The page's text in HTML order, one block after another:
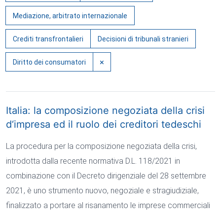
Mediazione, arbitrato internazionale
Crediti transfrontalieri Decisioni di tribunali stranieri
Diritto dei consumatori ×
Italia: la composizione negoziata della crisi
d‘impresa ed il ruolo dei creditori tedeschi
La procedura per la composizione negoziata della crisi,
introdotta dalla recente normativa D.L. 118/2021 in
combinazione con il Decreto dirigenziale del 28 settembre
2021, è uno strumento nuovo, negoziale e stragiudiziale,
finalizzato a portare al risanamento le imprese commerciali